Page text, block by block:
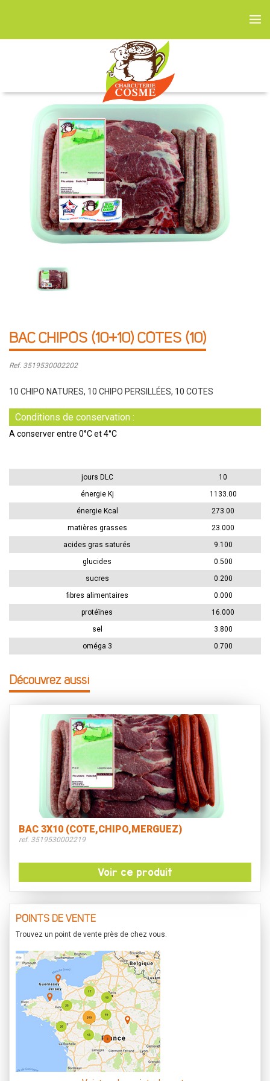
BAC CHIPOS (10+10) COTES (10)
Ref. 3519530002202
10 CHIPO NATURES, 10 CHIPO PERSILLÉES, 10 COTES
Conditions de conservation :
A conserver entre 0°C et 4°C
jours DLC
10
énergie Kj
1133.00
énergie Kcal
273.00
matières grasses
23.000
acides gras saturés
9.100
glucides
0.500
sucres
0.200
fibres alimentaires
0.000
protéïnes
16.000
sel
3.800
oméga 3
0.700
Découvrez aussi
BAC 3X10 (COTE,CHIPO,MERGUEZ)
ref. 3519530002219
Voir ce produit
POINTS DE VENTE
Trouvez un point de vente près de chez vous.